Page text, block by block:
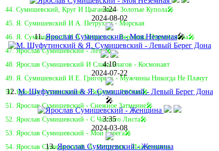
44. Сумишевский, Круг И Цыганова - Золотые Купола🎤
45. Я. Сумишевский И А. Петрухин - Морская
46. Я. Сумишевский И А. Петрухин - Вероника Перепёлкина🎤
47. Ярослав Сумишевский - Лети🎤
48. Ярослав Сумишевский И Слава Благов - Космонавт
49. Я. Сумишевский И Е. Григорьев - Мужчины Никогда Не Плачут
50. Ярослав Сумишевский - Вернись, Любовь🎤
51. Ярослав Сумишевский - Снежное Затмение🎤
52. Ярослав Сумишевский - С Чистого Листа🎤
53. Ярослав Сумишевский - Мои Берега🎤
54. Ярослав Сумишевский, А. Петрухин - Пластиночка
3:24
2024-08-02
11.Ярослав Сумишевский - Моя Неземная🎤
4:10
2024-07-22
12.М. Шуфутинский & Я. Сумишевский - Левый Берег Дона
🎤
3:35
2024-03-08
13.Ярослав Сумишевский - Женщина